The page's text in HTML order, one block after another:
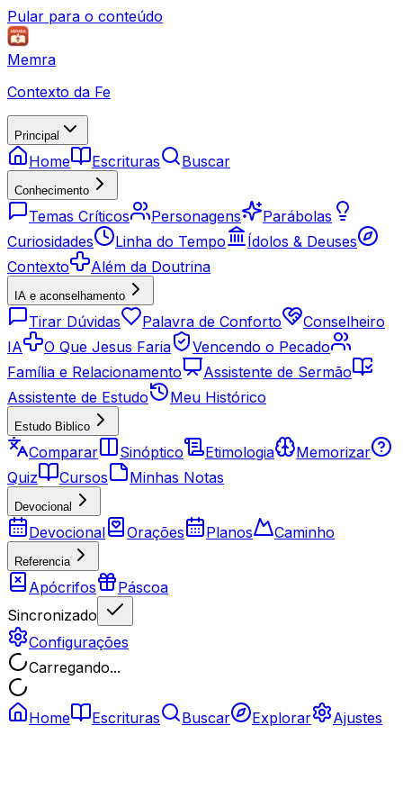
Pular para o conteúdo
Memra
Contexto da Fe
Principal
Home Escrituras Buscar
Conhecimento
Temas Críticos Personagens
Parábolas
Curiosidades
Linha do Tempo
Ídolos & Deuses
Contexto
Além da Doutrina
IA e aconselhamento
Tirar Dúvidas Palavra de Conforto
Conselheiro
IA
O Que Jesus Faria
Vencendo o Pecado
Família e Relacionamento
Assistente de Sermão
Assistente de Estudo
Meu Histórico
Estudo Biblico
Comparar Sinóptico Etimologia
Memorizar
Quiz
Cursos Minhas Notas
Devocional
Devocional Orações Planos Caminho
Referencia
Apócrifos
Páscoa
Sincronizado
Configurações
Carregando...
Home Escrituras Buscar Explorar Ajustes